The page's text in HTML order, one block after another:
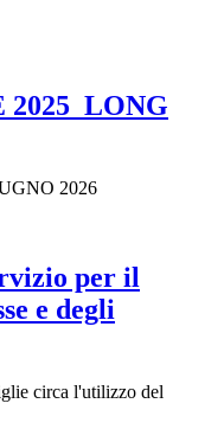
2026
per il
e degli
circa l'utilizzo del